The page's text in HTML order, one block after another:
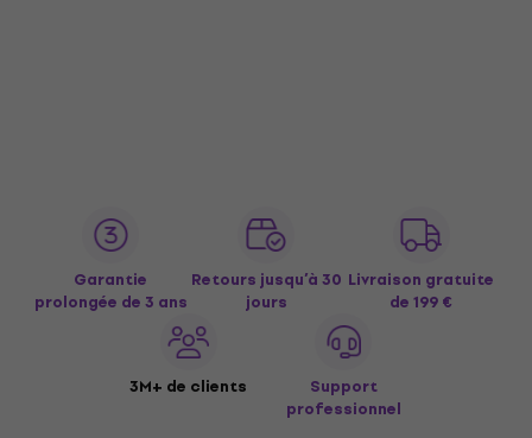
Garantie
prolongée de 3 ans
Retours jusqu’à 30
jours
Livraison gratuite
de 199 €
3M+ de clients
Support
professionnel